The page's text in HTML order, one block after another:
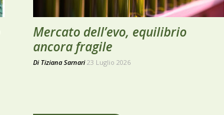
Mercato dell’evo, equilibrio
ancora fragile
Di Tiziana Sarnari 23 Luglio 2026